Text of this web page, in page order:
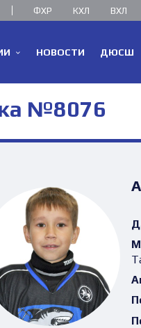
ФХР КХЛ ВХЛ
НОВОСТИ ДЮСШ
№8076